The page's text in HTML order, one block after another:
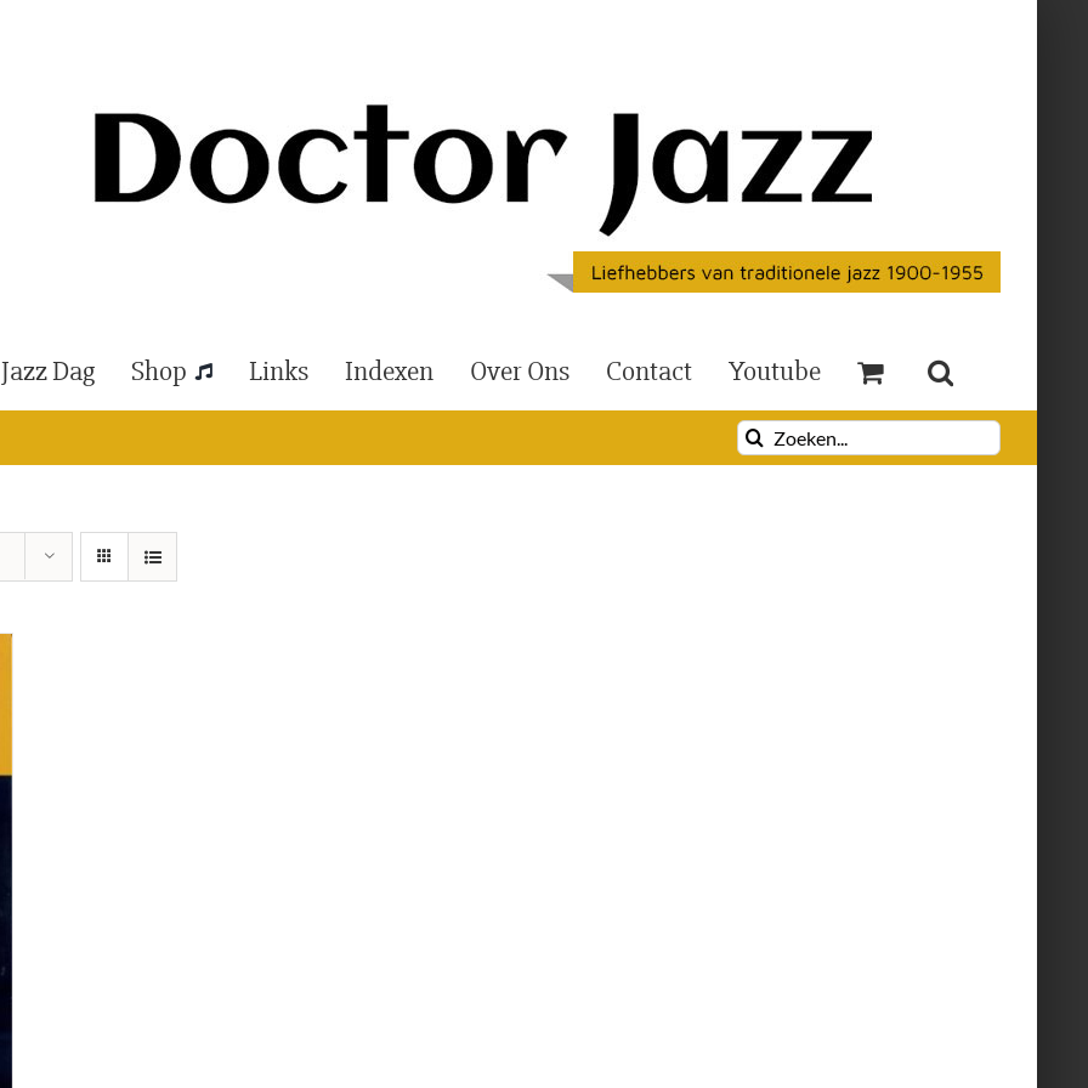
Dag Shop Links Indexen Over Ons Contact Youtube
Zoeken
naar: